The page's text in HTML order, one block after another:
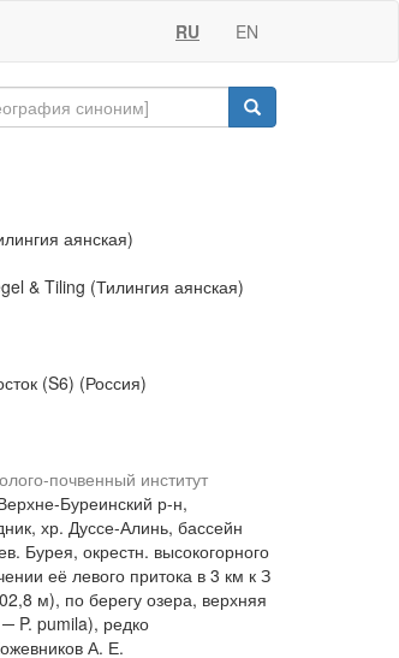
RU EN
аянская)
& Tiling (Тилингия аянская)
(S6) (Россия)
почвенный институт
Буреинский р-н,
хр. Дуссе-Алинь, бассейн
Бурея, окрестн. высокогорного
её левого притока в 3 км к З
м), по берегу озера, верхняя
P. pumila), редко
А. Е.